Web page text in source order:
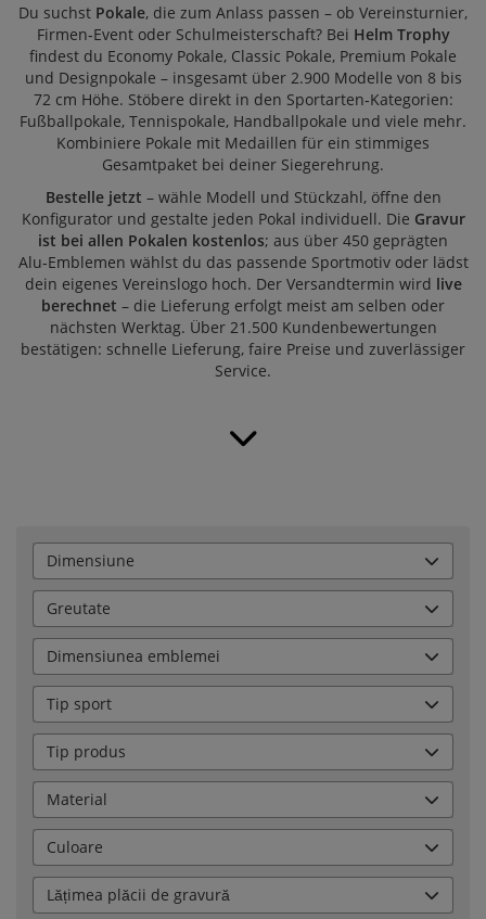
Du suchst Pokale, die zum Anlass passen – ob Vereinsturnier,
Firmen‑Event oder Schulmeisterschaft? Bei Helm Trophy
findest du Economy Pokale, Classic Pokale, Premium Pokale
und Designpokale – insgesamt über 2.900 Modelle von 8 bis
72 cm Höhe. Stöbere direkt in den Sportarten‑Kategorien:
Fußballpokale, Tennispokale, Handballpokale und viele mehr.
Kombiniere Pokale mit Medaillen für ein stimmiges
Gesamtpaket bei deiner Siegerehrung.
Bestelle jetzt – wähle Modell und Stückzahl, öffne den
Konfigurator und gestalte jeden Pokal individuell. Die Gravur
ist bei allen Pokalen kostenlos; aus über 450 geprägten
Alu‑Emblemen wählst du das passende Sportmotiv oder lädst
dein eigenes Vereinslogo hoch. Der Versandtermin wird live
berechnet – die Lieferung erfolgt meist am selben oder
nächsten Werktag. Über 21.500 Kundenbewertungen
bestätigen: schnelle Lieferung, faire Preise und zuverlässiger
Service.
Dimensiune
Greutate
Dimensiunea emblemei
Tip sport
Tip produs
Material
Culoare
Lățimea plăcii de gravură